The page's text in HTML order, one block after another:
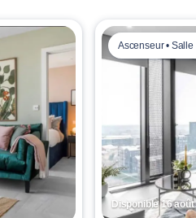
Disponible 16
Ascenseur •